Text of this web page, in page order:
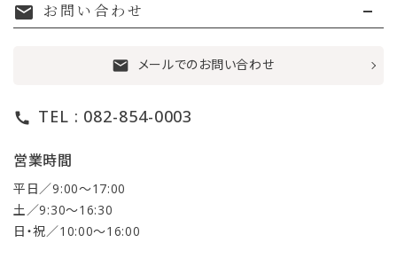
mail お問い合わせ
mail メールでのお問い合わせ
call TEL : 082-854-0003
営業時間
平日／9:00〜17:00
土／9:30〜16:30
日・祝／10:00〜16:00